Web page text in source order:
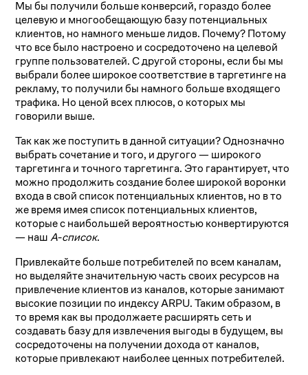
Мы бы получили больше конверсий, гораздо более
целевую и многообещающую базу потенциальных
клиентов, но намного меньше лидов. Почему? Потому
что все было настроено и сосредоточено на целевой
группе пользователей. С другой стороны, если бы мы
выбрали более широкое соответствие в таргетинге на
рекламу, то получили бы намного больше входящего
трафика. Но ценой всех плюсов, о которых мы
говорили выше.
Так как же поступить в данной ситуации? Однозначно
выбрать сочетание и того, и другого — широкого
таргетинга и точного таргетинга. Это гарантирует, что
можно продолжить создание более широкой воронки
входа в свой список потенциальных клиентов, но в то
же время имея список потенциальных клиентов,
которые с наибольшей вероятностью конвертируются
— нашА-список.
Привлекайте больше потребителей по всем каналам,
но выделяйте значительную часть своих ресурсов на
привлечение клиентов из каналов, которые занимают
высокие позиции по индексу ARPU. Таким образом, в
то время как вы продолжаете расширять сеть и
создавать базу для извлечения выгоды в будущем, вы
сосредоточены на получении дохода от каналов,
которые привлекают наиболее ценных потребителей.